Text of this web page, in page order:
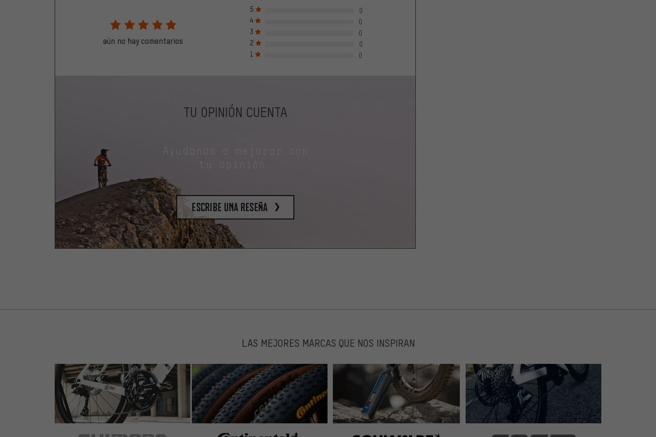
aún no hay comentarios
5
0
4
0
3
0
2
0
1
0
TU OPINIÓN CUENTA
tu opinión.
escribe una reseña
LAS MEJORES MARCAS QUE NOS INSPIRAN